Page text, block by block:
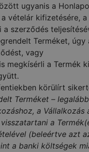
ugyanis a
vételár
szerződés
Terméket,
vagy
megkísérli a Termék
körülírt
Terméket –
a
a
(beleértve azt
a banki költségek